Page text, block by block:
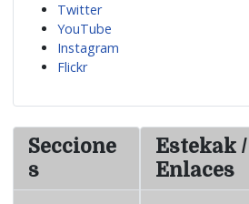
Twitter
YouTube
Instagram
Flickr
Seccione
s
Estekak /
Enlaces